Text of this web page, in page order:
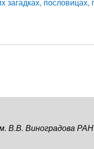
В.В. Виноградова РАН